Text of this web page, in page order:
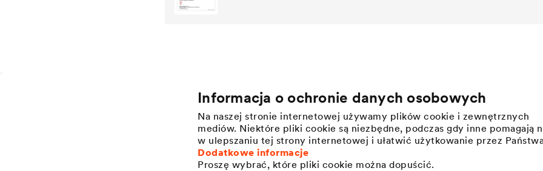
Informacja o ochronie danych osobowych
Na naszej stronie internetowej używamy plików cookie i zewnętrznych
mediów. Niektóre pliki cookie są niezbędne, podczas gdy inne pomagają
w ulepszaniu tej strony internetowej i ułatwić użytkowanie przez
Dodatkowe informacje
Proszę wybrać, które pliki cookie można dopuścić.
Innowacje
Kariera
Pracodawca DÖRKEN
Informacje prasowe
Press releases